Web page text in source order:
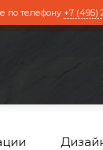
по телефону +7 (495)